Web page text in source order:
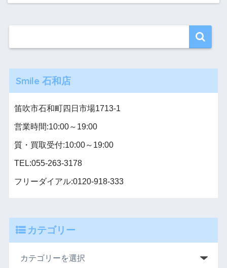
Smile 石和店
笛吹市石和町四日市場1713-1
営業時間:10:00～19:00
質・買取受付:10:00～19:00
TEL:055-263-3178
フリーダイアル:0120-918-333
カテゴリー